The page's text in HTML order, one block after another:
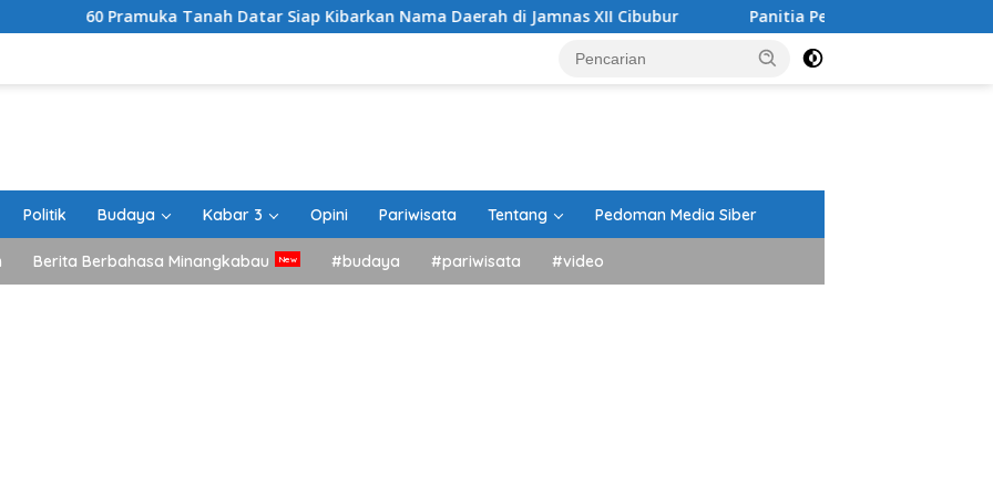
Tanah Datar Siap Kibarkan Nama Daerah di Jamnas XII Cibubur Panitia Peringatan HUT RI Kecamatan Lima
Politik Budaya Kabar 3 Opini Pariwisata Tentang Pedoman Media Siber
Berita Berbahasa Minangkabau #budaya #pariwisata #video